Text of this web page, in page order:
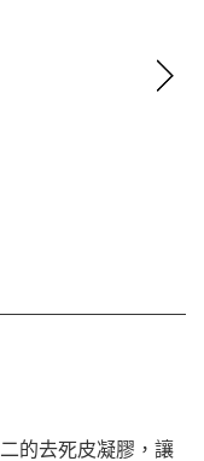
的去死皮凝膠，讓